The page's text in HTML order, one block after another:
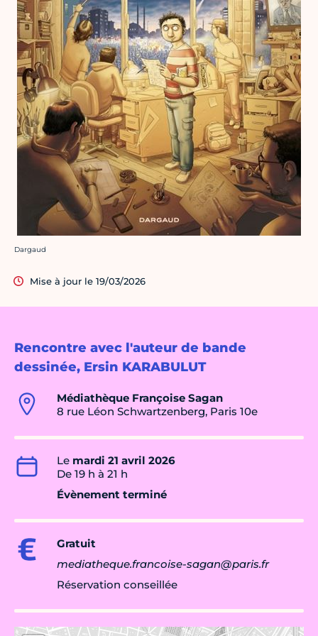
Rencontre avec l'auteur de bande
dessinée, Ersin KARABULUT
Médiathèque Françoise Sagan
8 rue Léon Schwartzenberg, Paris 10e
Le mardi 21 avril 2026
De 19 h à 21 h
Évènement terminé
Gratuit
mediatheque.francoise-sagan@paris.fr
Réservation conseillée
Crédit photo :
Dargaud
Mise à jour le 19/03/2026